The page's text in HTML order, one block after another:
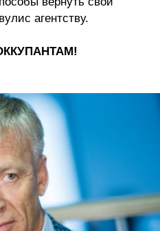
агентству.